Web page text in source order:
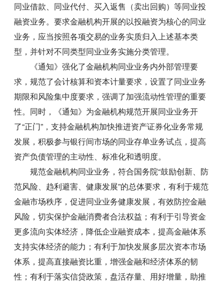
同业借款、同业代付、买入返售（卖出回购）等同业投
融资业务。要求金融机构开展的以投融资为核心的同业
业务，应当按照各项交易的业务实质归入上述基本类
型，并针对不同类型同业业务实施分类管理。
《通知》强化了金融机构同业业务内外部管理要
求，规范了会计核算和资本计量要求，设置了同业业务
期限和风险集中度要求，强调了加强流动性管理的重要
性。同时，《通知》为金融机构规范开展同业业务开
了“正门”，支持金融机构加快推进资产证券化业务常规
发展，积极参与银行间市场的同业存单业务试点，提高
资产负债管理的主动性、标准化和透明度。
规范金融机构同业业务，符合国务院“鼓励创新、防
范风险、趋利避害、健康发展”的总体要求，有利于规范
金融市场秩序，促进同业业务健康发展，有效防控金融
风险，切实保护金融消费者合法权益；有利于引导资金
更多流向实体经济，降低企业融资成本，提高金融体系
支持实体经济的能力；有利于加快发展多层次资本市场
体系，提高直接融资比重，增强金融和经济体系的韧
性；有利于落实信贷政策，盘活存量、用好增量，助推